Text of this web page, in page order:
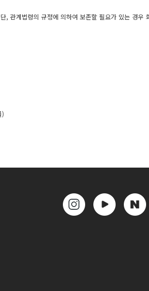
관계법령의 규정에 의하여 보존할 필요가 있는 경우
)